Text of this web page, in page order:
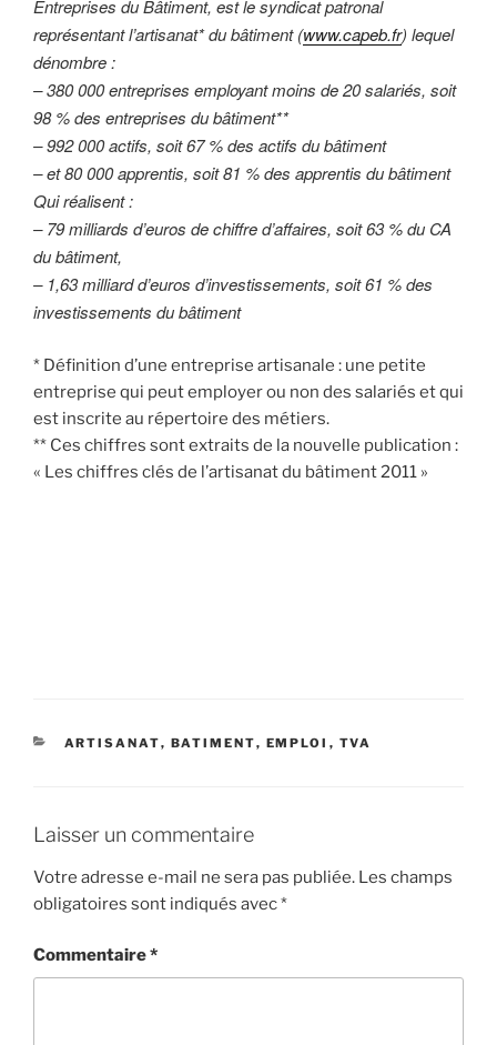
Entreprises du Bâtiment, est le syndicat patronal
représentant l’artisanat* du bâtiment (www.capeb.fr) lequel
dénombre :
– 380 000 entreprises employant moins de 20 salariés, soit
98 % des entreprises du bâtiment**
– 992 000 actifs, soit 67 % des actifs du bâtiment
– et 80 000 apprentis, soit 81 % des apprentis du bâtiment
Qui réalisent :
– 79 milliards d’euros de chiffre d’affaires, soit 63 % du CA
du bâtiment,
– 1,63 milliard d’euros d’investissements, soit 61 % des
investissements du bâtiment
* Définition d’une entreprise artisanale : une petite
entreprise qui peut employer ou non des salariés et qui
est inscrite au répertoire des métiers.
** Ces chiffres sont extraits de la nouvelle publication :
« Les chiffres clés de l’artisanat du bâtiment 2011 »
CATÉGORIES
ARTISANAT, BATIMENT, EMPLOI , TVA
Laisser un commentaire
Votre adresse e-mail ne sera pas publiée. Les champs
obligatoires sont indiqués avec*
Commentaire*